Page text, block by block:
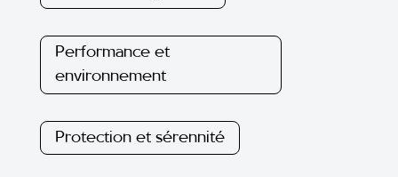
Performance et
environnement
Protection et sérennité